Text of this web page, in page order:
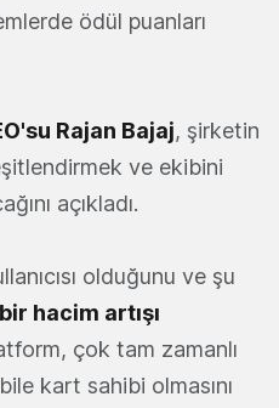
ödül puanları
Rajan Bajaj, şirketin
ve ekibini
açıkladı.
olduğunu ve şu
hacim artışı
çok tam zamanlı
kart sahibi olmasını